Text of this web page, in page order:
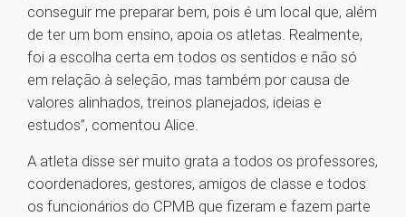
conseguir me preparar bem, pois é um local que, além
de ter um bom ensino, apoia os atletas. Realmente,
foi a escolha certa em todos os sentidos e não só
em relação à seleção, mas também por causa de
valores alinhados, treinos planejados, ideias e
estudos”, comentou Alice.
A atleta disse ser muito grata a todos os professores,
coordenadores, gestores, amigos de classe e todos
os funcionários do CPMB que fizeram e fazem parte